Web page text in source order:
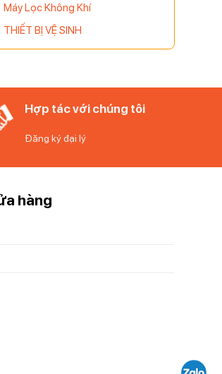
Máy Lọc Không Khí
THIẾT BỊ VỆ SINH
Hợp tác với chúng tôi
Đăng ký đại lý
hàng